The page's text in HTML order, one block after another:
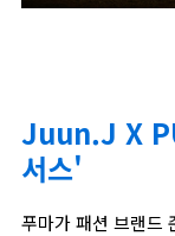
Juun.J X
서스'
푸마가 패션 브랜드